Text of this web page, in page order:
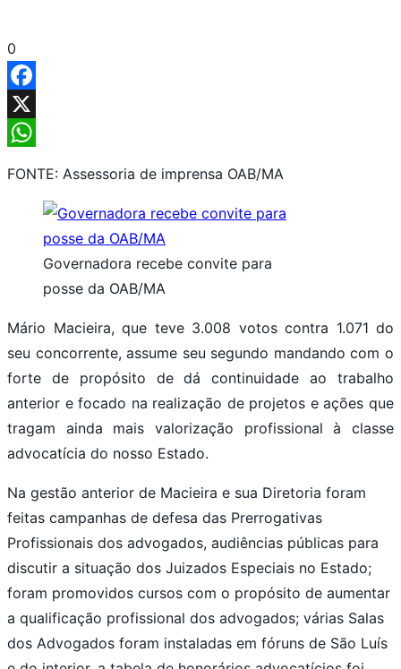
0
Facebook
X
FONTE: Assessoria de imprensa OAB/MA
Governadora recebe convite para
posse da OAB/MA
Mário Macieira, que teve 3.008 votos contra 1.071 do
seu concorrente, assume seu segundo mandando com o
forte de propósito de dá continuidade ao trabalho
anterior e focado na realização de projetos e ações que
tragam ainda mais valorização profissional à classe
advocatícia do nosso Estado.
Na gestão anterior de Macieira e sua Diretoria foram
feitas campanhas de defesa das Prerrogativas
Profissionais dos advogados, audiências públicas para
discutir a situação dos Juizados Especiais no Estado;
foram promovidos cursos com o propósito de aumentar
a qualificação profissional dos advogados; várias Salas
dos Advogados foram instaladas em fóruns de São Luís